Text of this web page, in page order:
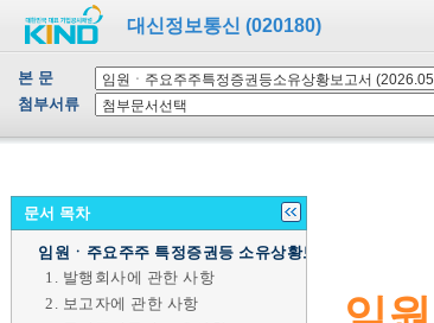
대신정보통신 (020180)
본 문
첨부서류
문서 목차